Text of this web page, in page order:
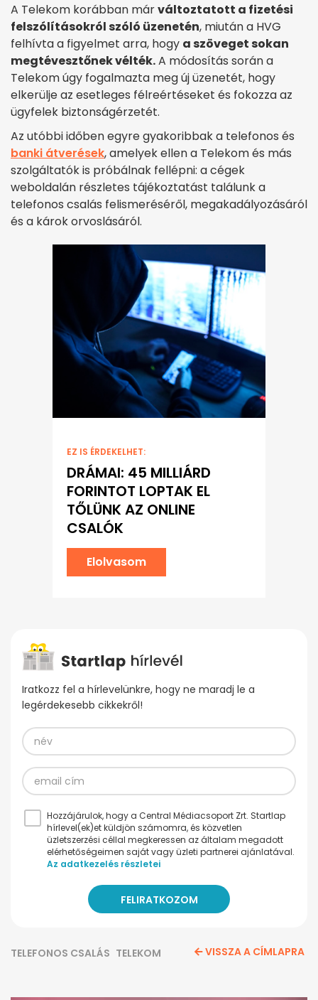
A Telekom korábban márváltoztatott a fizetési
felszólításokról szóló üzenetén, miután a HVG
felhívta a figyelmet arra, hogy a szöveget sokan
megtévesztőnek vélték.A módosítás során a
Telekom úgy fogalmazta meg új üzenetét, hogy
elkerülje az esetleges félreértéseket és fokozza az
ügyfelek biztonságérzetét.
Az utóbbi időben egyre gyakoribbak a telefonos és
banki átverések, amelyek ellen a Telekom és más
szolgáltatók is próbálnak fellépni: a cégek
weboldalán részletes tájékoztatást találunk a
telefonos csalás felismeréséről, megakadályozásáról
és a károk orvoslásáról.
EZ IS ÉRDEKELHET:
DRÁMAI: 45 MILLIÁRD
FORINTOT LOPTAK EL
TŐLÜNK AZ ONLINE
CSALÓK
Elolvasom
Iratkozz fel a hírlevelünkre, hogy ne maradj le a
legérdekesebb cikkekről!
Hozzájárulok, hogy a Central Médiacsoport Zrt. Startlap
hírlevel(ek)et küldjön számomra, és közvetlen
üzletszerzési céllal megkeressen az általam megadott
elérhetőségeimen saját vagy üzleti partnerei ajánlatával.
Az adatkezelés részletei
TELEFONOS CSALÁS TELEKOM VISSZA A CÍMLAPRA